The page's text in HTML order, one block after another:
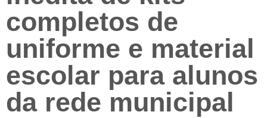
completos de
uniforme e material
escolar para alunos
da rede municipal